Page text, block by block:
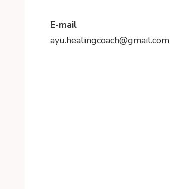
E-mail
ayu.healingcoach@gmail.com